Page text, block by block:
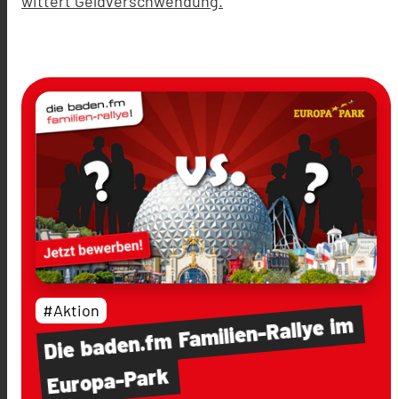
Diebaden.fmFamilien-Rallyeim
Europa-Park
#Aktion